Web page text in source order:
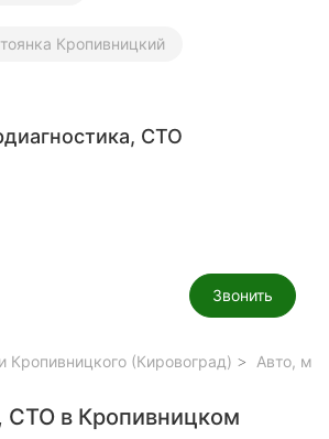
Кропивницкий
СТО
Звонить
Кропивницкого (Кировоград) Авто,
СТО в Кропивницком